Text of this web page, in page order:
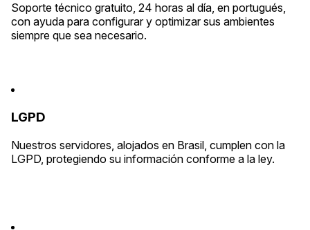
Soporte técnico gratuito, 24 horas al día, en portugués,
con ayuda para configurar y optimizar sus ambientes
siempre que sea necesario.
LGPD
Nuestros servidores, alojados en Brasil, cumplen con la
LGPD, protegiendo su información conforme a la ley.